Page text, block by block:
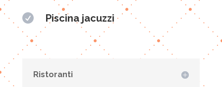
 Piscina jacuzzi
Ristoranti